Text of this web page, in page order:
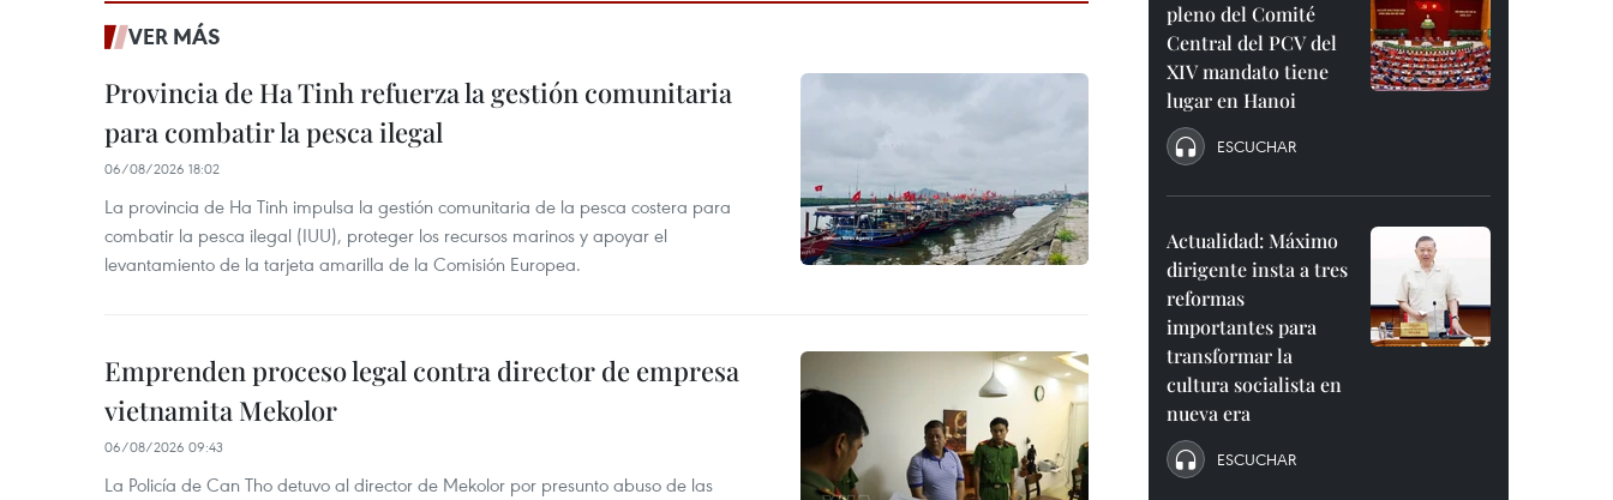
VER MÁS
Provincia de Ha Tinh refuerza la gestión comunitaria
para combatir la pesca ilegal
06/08/2026 18:02
La provincia de Ha Tinh impulsa la gestión comunitaria de la pesca costera para
combatir la pesca ilegal (IUU), proteger los recursos marinos y apoyar el
levantamiento de la tarjeta amarilla de la Comisión Europea.
Emprenden proceso legal contra director de empresa
vietnamita Mekolor
06/08/2026 09:43
La Policía de Can Tho detuvo al director de Mekolor por presunto abuso de las
pleno del Comité
Central del PCV del
XIV mandato tiene
lugar en Hanoi
ESCUCHAR
Actualidad: Máximo
dirigente insta a tres
reformas
importantes para
transformar la
cultura socialista en
nueva era
ESCUCHAR